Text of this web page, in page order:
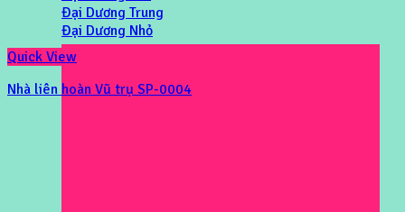
Đại Dương Trung
Đại Dương Nhỏ
Quick View
Nhà liên hoàn Vũ trụ SP-0004